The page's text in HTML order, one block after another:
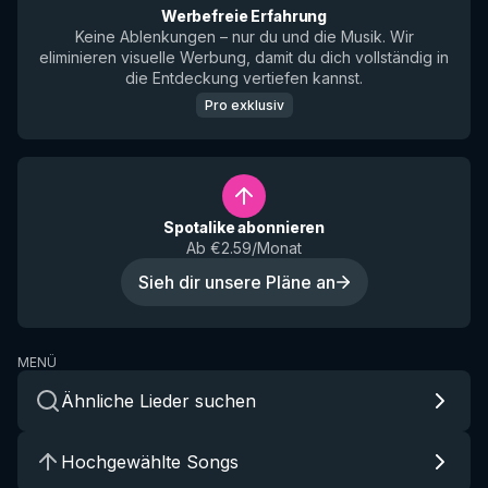
Werbefreie Erfahrung
Keine Ablenkungen – nur du und die Musik. Wir
eliminieren visuelle Werbung, damit du dich vollständig in
die Entdeckung vertiefen kannst.
Pro exklusiv
Spotalike abonnieren
Ab €2.59/Monat
Sieh dir unsere Pläne an
MENÜ
Ähnliche Lieder suchen
Hochgewählte Songs